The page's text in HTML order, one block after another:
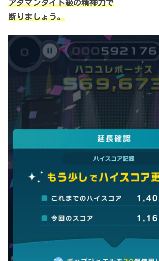
アダマンタイト級の精神力で
断りましょう。